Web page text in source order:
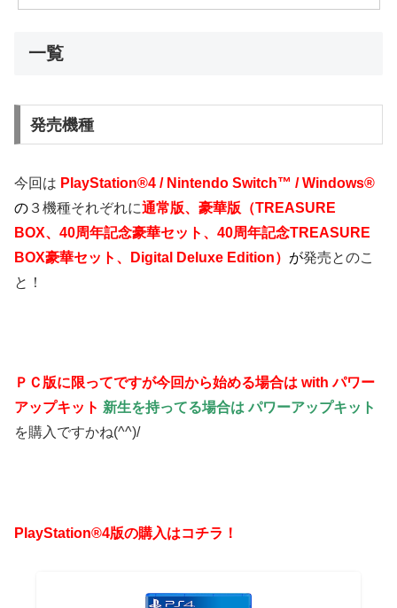
一覧
発売機種
今回は PlayStation®4 / Nintendo Switch™ / Windows®
の ３機種それぞれに通常版、豪華版（TREASURE
BOX、40周年記念豪華セット、40周年記念TREASURE
BOX豪華セット、Digital Deluxe Edition） が発売とのこ
と！
ＰＣ版に限ってですが今回から始める場合は with パワー
アップキット 新生を持ってる場合は パワーアップキット
を購入ですかね(^^)/
PlayStation®4版の購入はコチラ！